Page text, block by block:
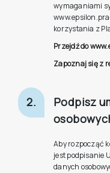
wymaganiami
korzystania z
Przejdź do
Zapoznaj się z
2.
Podpisz
Aby rozpocząć
jest podpisanie
danych